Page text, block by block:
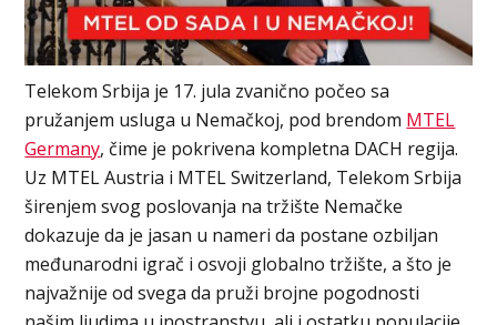
Telekom Srbija je 17. jula zvanično počeo sa
pružanjem usluga u Nemačkoj, pod brendom MTEL
Germany, čime je pokrivena kompletna DACH regija.
Uz MTEL Austria i MTEL Switzerland, Telekom Srbija
širenjem svog poslovanja na tržište Nemačke
dokazuje da je jasan u nameri da postane ozbiljan
međunarodni igrač i osvoji globalno tržište, a što je
najvažnije od svega da pruži brojne pogodnosti